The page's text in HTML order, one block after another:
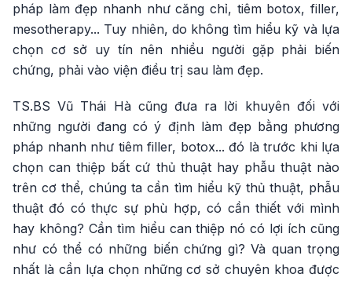
pháp làm đẹp nhanh như căng chỉ, tiêm botox, filler,
mesotherapy... Tuy nhiên, do không tìm hiểu kỹ và lựa
chọn cơ sở uy tín nên nhiều người gặp phải biến
chứng, phải vào viện điều trị sau làm đẹp.
TS.BS Vũ Thái Hà cũng đưa ra lời khuyên đối với
những người đang có ý định làm đẹp bằng phương
pháp nhanh như tiêm filler, botox... đó là trước khi lựa
chọn can thiệp bất cứ thủ thuật hay phẫu thuật nào
trên cơ thể, chúng ta cần tìm hiểu kỹ thủ thuật, phẫu
thuật đó có thực sự phù hợp, có cần thiết với mình
hay không? Cần tìm hiểu can thiệp nó có lợi ích cũng
như có thể có những biến chứng gì? Và quan trọng
nhất là cần lựa chọn những cơ sở chuyên khoa được